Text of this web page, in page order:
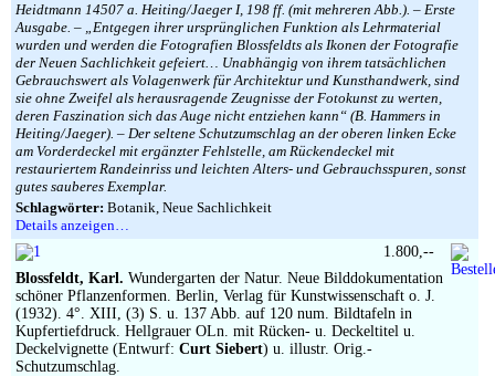
Heidtmann 14507 a. Heiting/Jaeger I, 198 ff. (mit mehreren Abb.). – Erste
Ausgabe. – „Entgegen ihrer ursprünglichen Funktion als Lehrmaterial
wurden und werden die Fotografien Blossfeldts als Ikonen der Fotografie
der Neuen Sachlichkeit gefeiert… Unabhängig von ihrem tatsächlichen
Gebrauchswert als Volagenwerk für Architektur und Kunsthandwerk, sind
sie ohne Zweifel als herausragende Zeugnisse der Fotokunst zu werten,
deren Faszination sich das Auge nicht entziehen kann“ (B. Hammers in
Heiting/Jaeger). – Der seltene Schutzumschlag an der oberen linken Ecke
am Vorderdeckel mit ergänzter Fehlstelle, am Rückendeckel mit
restauriertem Randeinriss und leichten Alters- und Gebrauchsspuren, sonst
gutes sauberes Exemplar.
Schlagwörter: Botanik, Neue Sachlichkeit
Details anzeigen…
Blossfeldt, Karl. Wundergarten der Natur. Neue Bilddokumentation
schöner Pflanzenformen. Berlin, Verlag für Kunstwissenschaft o. J.
(1932). 4°. XIII, (3) S. u. 137 Abb. auf 120 num. Bildtafeln in
Kupfertiefdruck. Hellgrauer OLn. mit Rücken- u. Deckeltitel u.
Deckelvignette (Entwurf: Curt Siebert) u. illustr. Orig.-
Schutzumschlag.
1.800,--